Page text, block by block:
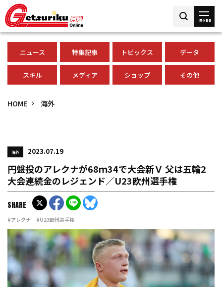
MENU
ニュース 特集記事 トピックス データ
スキル メディア ショップ その他
HOME 海外
海外 2023.07.19
円盤投のアレクナが68ｍ34で大会新Ｖ 父は五輪2
大会連続金のレジェンド／U23欧州選手権
#アレクナ #U23欧州選手権
SHARE